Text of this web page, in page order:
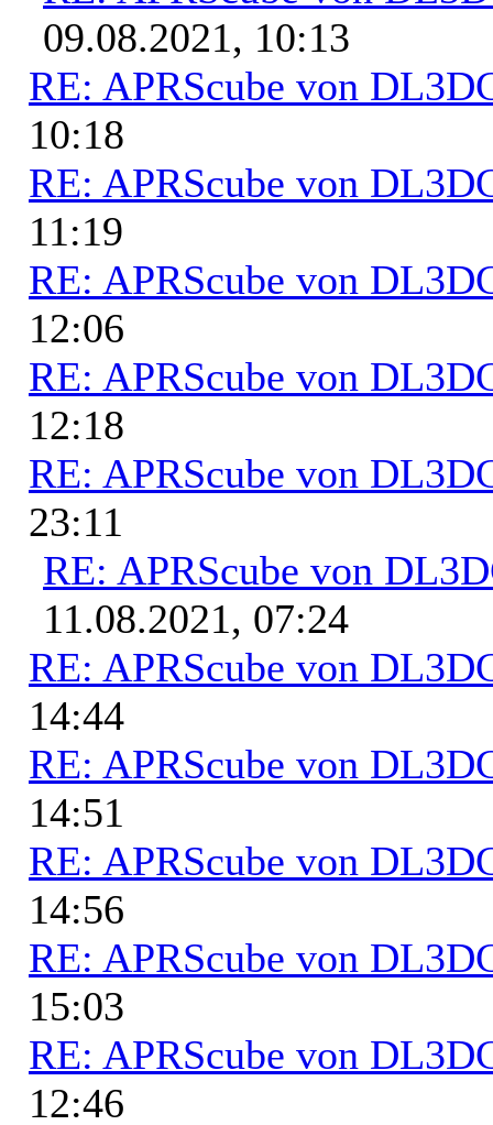
09.08.2021, 10:13
RE: APRScube von
10:18
RE: APRScube von
11:19
RE: APRScube von
12:06
RE: APRScube von
12:18
RE: APRScube von
23:11
RE: APRScube von
11.08.2021, 07:24
RE: APRScube von
14:44
RE: APRScube von
14:51
RE: APRScube von
14:56
RE: APRScube von
15:03
RE: APRScube von
12:46